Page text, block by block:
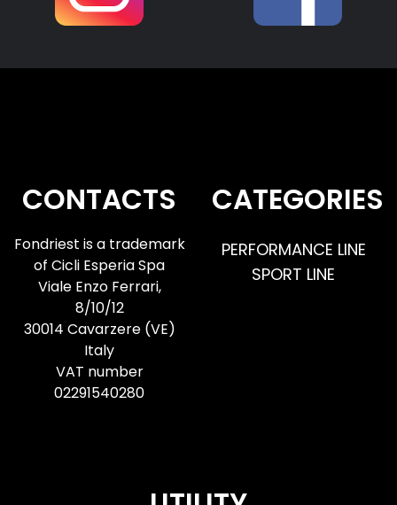
#fondriest #fondriestbici #road
27 1
CONTACTS
Fondriest is a trademark
of Cicli Esperia Spa
Viale Enzo Ferrari,
8/10/12
30014 Cavarzere (VE)
Italy
VAT number
02291540280
CATEGORIES
PERFORMANCE LINE
SPORT LINE